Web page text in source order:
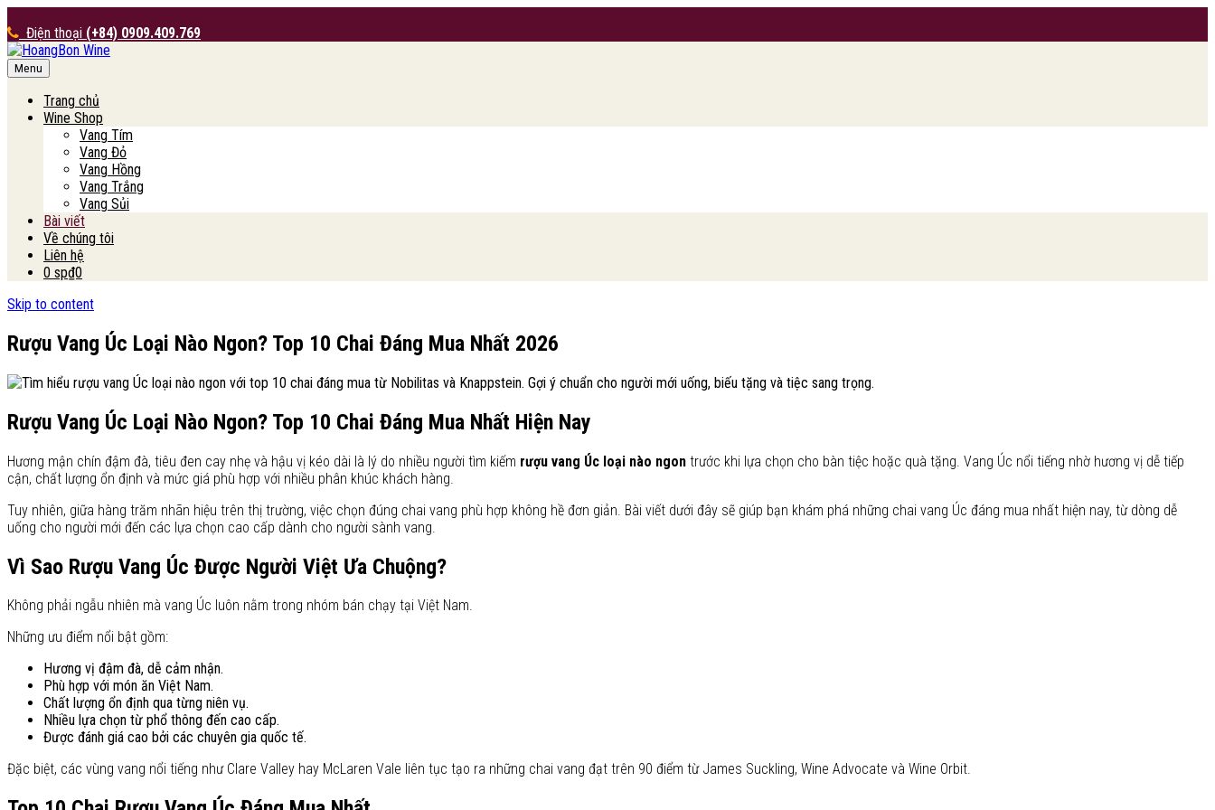
Điện thoại (+84) 0909.409.769
HoangBon Wine
Menu
Trang chủ
Wine Shop
Vang Tím
Vang Đỏ
Vang Hồng
Vang Trắng
Vang Sủi
Bài viết
Về chúng tôi
Liên hệ
0 sp₫0
Skip to content
Rượu Vang Úc Loại Nào Ngon? Top 10 Chai Đáng Mua Nhất 2026
Rượu Vang Úc Loại Nào Ngon? Top 10 Chai Đáng Mua Nhất Hiện Nay
Hương mận chín đậm đà, tiêu đen cay nhẹ và hậu vị kéo dài là lý do nhiều người tìm kiếm rượu vang Úc loại nào ngon trước khi lựa chọn cho bàn tiệc hoặc quà tặng. Vang Úc nổi tiếng nhờ hương vị dễ tiếp
cận, chất lượng ổn định và mức giá phù hợp với nhiều phân khúc khách hàng.
Tuy nhiên, giữa hàng trăm nhãn hiệu trên thị trường, việc chọn đúng chai vang phù hợp không hề đơn giản. Bài viết dưới đây sẽ giúp bạn khám phá những chai vang Úc đáng mua nhất hiện nay, từ dòng dễ
uống cho người mới đến các lựa chọn cao cấp dành cho người sành vang.
Vì Sao Rượu Vang Úc Được Người Việt Ưa Chuộng?
Không phải ngẫu nhiên mà vang Úc luôn nằm trong nhóm bán chạy tại Việt Nam.
Những ưu điểm nổi bật gồm:
Hương vị đậm đà, dễ cảm nhận.
Phù hợp với món ăn Việt Nam.
Chất lượng ổn định qua từng niên vụ.
Nhiều lựa chọn từ phổ thông đến cao cấp.
Được đánh giá cao bởi các chuyên gia quốc tế.
Đặc biệt, các vùng vang nổi tiếng như Clare Valley hay McLaren Vale liên tục tạo ra những chai vang đạt trên 90 điểm từ James Suckling, Wine Advocate và Wine Orbit.